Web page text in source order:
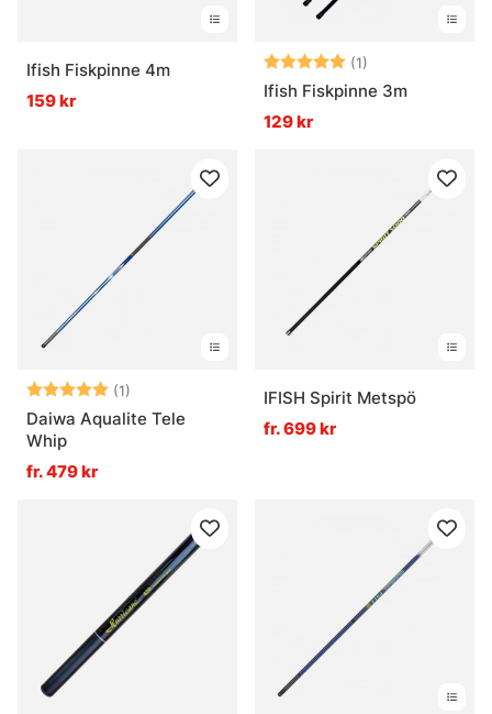
Vad är ett metspö?
Vad är fördelen med ett metspö?
Hur väljer man längd på ett metspö?
Vad är ett metspö bra för?
Ifish Fiskpinne 4m
159 kr
Betyg: (1)
Ifish Fiskpinne 3m
129 kr
Betyg: (1)
5.0 utav 5 stjärnor
Daiwa Aqualite Tele
Whip
fr. 479 kr
IFISH Spirit Metspö
fr. 699 kr